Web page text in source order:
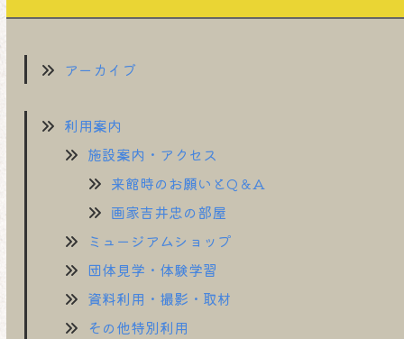
アーカイブ
利用案内
施設案内・アクセス
来館時のお願いとQ＆A
画家吉井忠の部屋
ミュージアムショップ
団体見学・体験学習
資料利用・撮影・取材
その他特別利用